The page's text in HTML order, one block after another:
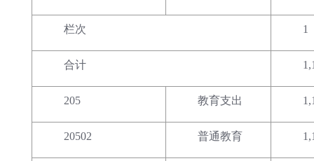
栏次 1
合计
205 教育支出
20502 普通教育